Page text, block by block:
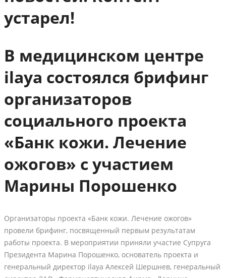
устарел!
В медицинском центре
ilaya состоялся брифинг
организаторов
социального проекта
«Банк кожи. Лечение
ожогов» с участием
Марины Порошенко
Организаторы проекта «Банк кожи. Лечение ожогов»
провели брифинг, посвященный первым результатам
работы проекта. В мероприятии приняли участие Супруга
Президента Марина Порошенко, основатель проекта и
генеральный директор ilaya Алексей Шершнев, генеральный